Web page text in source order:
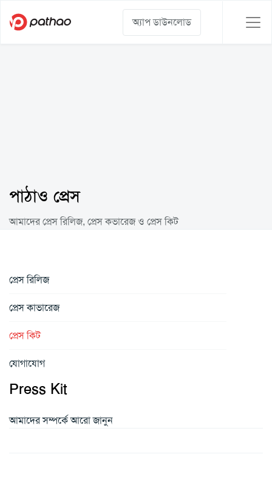
অ্যাপ ডাউনলোড
পাঠাও প্রেস
আমাদের প্রেস রিলিজ, প্রেস কভারেজ ও প্রেস কিট
প্রেস রিলিজ
প্রেস কাভারেজ
প্রেস কিট
যোগাযোগ
Press Kit
আমাদের সম্পর্কে আরো জানুন